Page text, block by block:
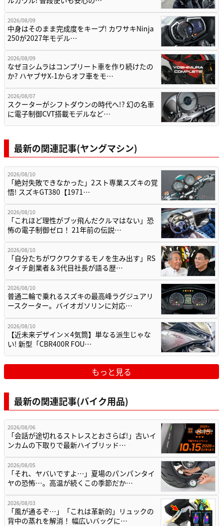
2026/08/09
中身はそのまま完成度をキープ! カワサキNinja
250が2027年モデル…
2026/08/09
なぜヨシムラはコンプリート車を作り続けたの
か? ハヤブサX-1からオフ車をモ…
2026/08/07
スクーターがシフトダウンの時代へ!? 幻の名車
に電子制御CVT搭載モデルなど…
最新の関連記事(ヤングマシン)
2026/08/10
「絶対失敗できなかった」2スト専業スズキの覚
悟! スズキGT380【1971…
2026/08/10
「これほど理性がブッ飛んだクルマはない」恐
怖の電子制御ゼロ！ 21年前の伝説…
2026/08/10
「自分たちがワクワクするモノを生み出す」RS
タイチ創業者＆3代目社長が語る歴…
2026/08/10
普通二輪で乗れるスズキの最高峰ラグジュアリ
ースクーター。バイオガソリンに対応…
2026/08/10
【近未来デザイン×4気筒】単なる派生じゃな
い! 新型「CBR400R FOU…
もっと見る
最新の関連記事(バイク用品)
2026/08/06
「会話が途切れるストレスとおさらば!」古いイ
ンカムの下取りで最新ハイブリッド…
2026/08/05
「それ、ヤバいですよ…」夏場のパンパンタイ
ヤの恐怖…。高温が続くこの季節だか…
2026/08/03
「風が通るぞ…」「これは革新的」リュックの
背中の蒸れを解消！ 幅広いバッグに…